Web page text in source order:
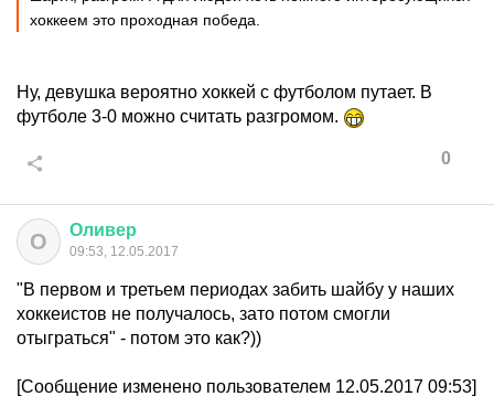
хоккеем это проходная победа.
Ну, девушка вероятно хоккей с футболом путает. В
футболе 3-0 можно считать разгромом.
0
О Оливер
09:53, 12.05.2017
"В первом и третьем периодах забить шайбу у наших
хоккеистов не получалось, зато потом смогли
отыграться" - потом это как?))
[Сообщение изменено пользователем 12.05.2017 09:53]